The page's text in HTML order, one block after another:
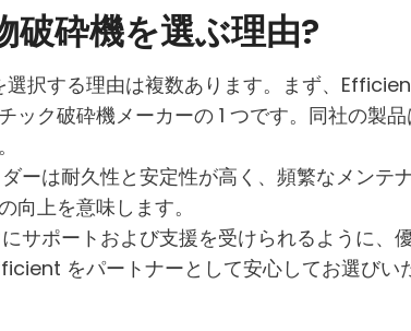
砕機を選ぶ理由?
択する理由は複数あります。まず、
ック破砕機メーカーの 1 つです。同社の製
ーは耐久性と安定性が高く、頻繁なメンテ
上を意味します。
サポートおよび支援を受けられるように、
をパートナーとして安心してお選びい